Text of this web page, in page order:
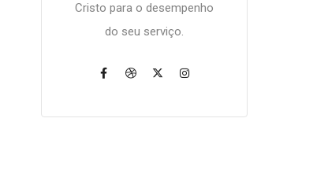
Cristo para o desempenho
do seu serviço.